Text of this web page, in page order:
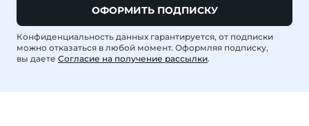
ОФОРМИТЬ ПОДПИСКУ
Конфиденциальность данных гарантируется, от подписки
можно отказаться в любой момент. Оформляя подписку,
вы даете Согласие на получение рассылки.